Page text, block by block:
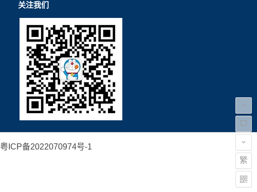
关注我们
粤ICP备2022070974号-1
繁